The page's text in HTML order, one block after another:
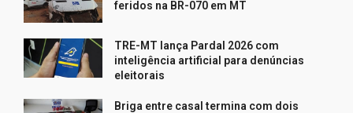
feridos na BR-070 em MT
TRE-MT lança Pardal 2026 com
inteligência artificial para denúncias
eleitorais
Briga entre casal termina com dois